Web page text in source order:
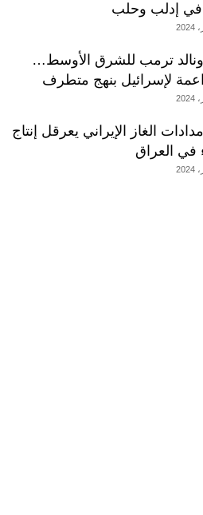
في إدلب وحلب
ترمب للشرق الأوسط…
لإسرائيل بنهج متطرف
الغاز الإيراني يعرقل إنتاج
في العراق